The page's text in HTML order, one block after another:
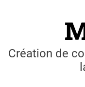
Création de